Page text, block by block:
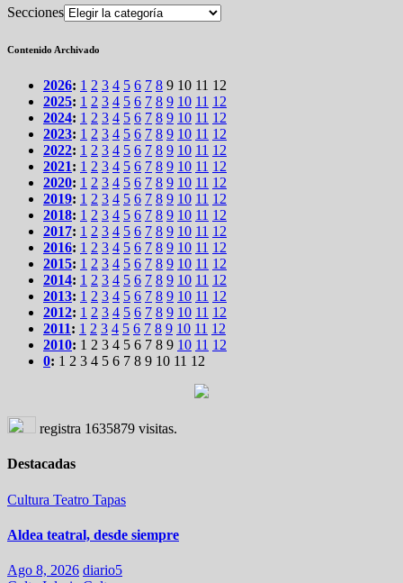
Secciones
Contenido Archivado
2026: 1 2 3 4 5 6 7 8 9 10 11 12
2025: 1 2 3 4 5 6 7 8 9 10 11 12
2024: 1 2 3 4 5 6 7 8 9 10 11 12
2023: 1 2 3 4 5 6 7 8 9 10 11 12
2022: 1 2 3 4 5 6 7 8 9 10 11 12
2021: 1 2 3 4 5 6 7 8 9 10 11 12
2020: 1 2 3 4 5 6 7 8 9 10 11 12
2019: 1 2 3 4 5 6 7 8 9 10 11 12
2018: 1 2 3 4 5 6 7 8 9 10 11 12
2017: 1 2 3 4 5 6 7 8 9 10 11 12
2016: 1 2 3 4 5 6 7 8 9 10 11 12
2015: 1 2 3 4 5 6 7 8 9 10 11 12
2014: 1 2 3 4 5 6 7 8 9 10 11 12
2013: 1 2 3 4 5 6 7 8 9 10 11 12
2012: 1 2 3 4 5 6 7 8 9 10 11 12
2011: 1 2 3 4 5 6 7 8 9 10 11 12
2010: 1 2 3 4 5 6 7 8 9 10 11 12
0: 1 2 3 4 5 6 7 8 9 10 11 12
registra 1635879 visitas.
Destacadas
Cultura Teatro Tapas
Aldea teatral, desde siempre
Ago 8, 2026 diario5